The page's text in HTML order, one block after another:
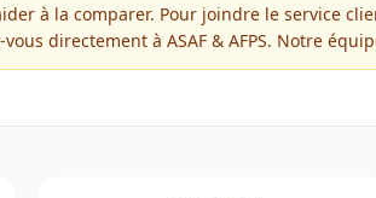
à la comparer. Pour joindre le service
vous directement à ASAF & AFPS. Notre